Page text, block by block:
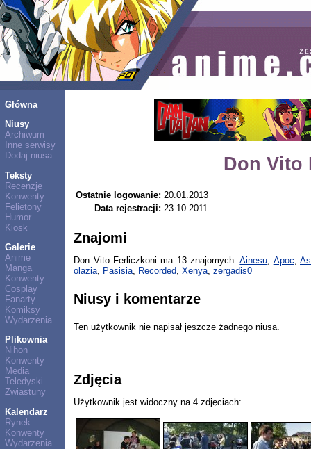
Główna
Niusy
Archiwum
Inne serwisy
Dodaj niusa
Teksty
Recenzje
Konwenty
Felietony
Humor
Kiosk
Galerie
Anime
Manga
Konwenty
Cosplay
Fanarty
Komiksy
Wydarzenia
Plikownia
Nihon
Konwenty
Media
Teledyski
Zwiastuny
Kalendarz
Rynek
Konwenty
Wydarzenia
Don Vito
Ostatnie logowanie: 20.01.2013
Data rejestracji: 23.10.2011
Znajomi
Don Vito Ferliczkoni ma 13 znajomych:Ainesu, Apoc,
olazia, Pasisia, Recorded,Xenya,zergadis0
Niusy i komentarze
Ten użytkownik nie napisał jeszcze żadnego niusa.
Zdjęcia
Użytkownik jest widoczny na 4 zdjęciach: